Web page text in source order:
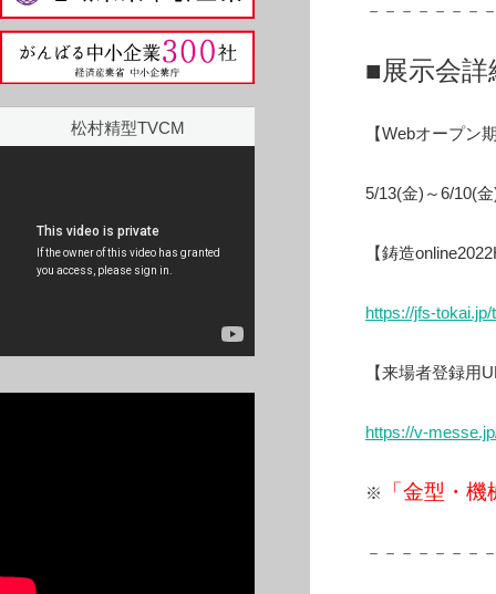
松村精型TVCM
－－－－－－－
■展示会詳
【Webオープン
5/13(金)～6/10(
【鋳造
https://jfs-tokai.jp/
【来場者登録用
https://v-messe.jp
※ 「金型・
－－－－－－－